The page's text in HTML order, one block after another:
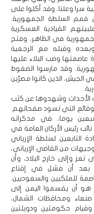
سرا وعلنا، وقد أكلوا على
قمم السلطة الجمهورية.
القيادية العسكرية
في الظاهر، وفتح
وقبله مع الرجعية
عاصمتها وصب البلاء عليها
وقد مارسوا الضغوط
الجيش، الذين كانوا مصرّين
الأحداث وشهدوها عن كثب
التي تسود صفحاتهم.
يوما، في مذكراته
رئيس الأركان العامة في
التابعين لسلطة الإرياني
من القاضي الإرياني،
وإلى خارج البلاد، وأن
بعد أن فشل في إقناع
للملكيين والسعوديين.
هو أن يقسموا اليمن إلى
ومحافظات الشمال،
حكومتين ودويلتين